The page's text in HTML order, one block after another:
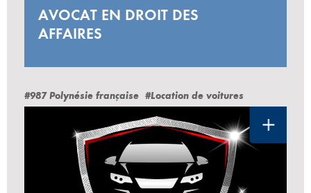
AVOCAT EN DROIT DES
AFFAIRES
#987 Polynésie française #Location de voitures